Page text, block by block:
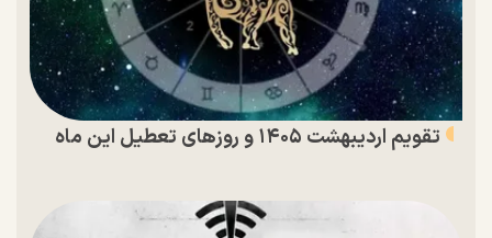
تقویم اردیبهشت ۱۴۰۵ و روز‌های تعطیل این ماه